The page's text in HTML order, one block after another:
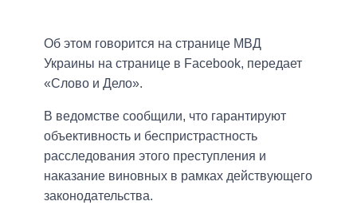
Об этом говорится на странице МВД
Украины на странице в Facebook, передает
«Слово и Дело».
В ведомстве сообщили, что гарантируют
объективность и беспристрастность
расследования этого преступления и
наказание виновных в рамках действующего
законодательства.